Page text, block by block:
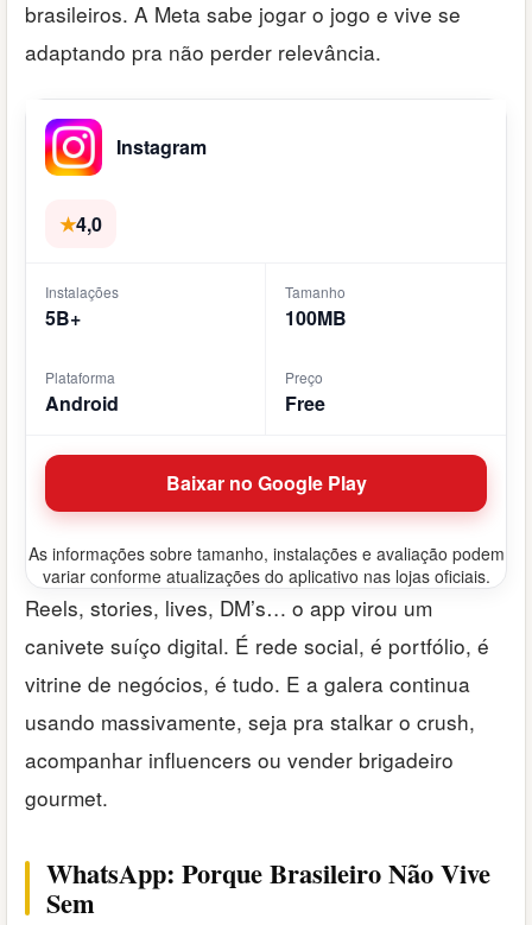
brasileiros. A Meta sabe jogar o jogo e vive se
adaptando pra não perder relevância.
Instagram
★4,0
Instalações
5B+
Tamanho
100MB
Plataforma
Android
Preço
Free
Baixar no Google Play
As informações sobre tamanho, instalações e avaliação podem
variar conforme atualizações do aplicativo nas lojas oficiais.
Reels, stories, lives, DM’s… o app virou um
canivete suíço digital. É rede social, é portfólio, é
vitrine de negócios, é tudo. E a galera continua
usando massivamente, seja pra stalkar o crush,
acompanhar influencers ou vender brigadeiro
gourmet.
WhatsApp: Porque Brasileiro Não Vive
Sem